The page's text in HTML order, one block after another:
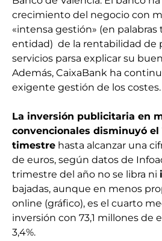
crecimiento del negocio con
«intensa gestión» (en palabras
entidad) de la rentabilidad de
servicios parsa explicar su
Además, CaixaBank ha
exigente gestión de los costes.
La inversión publicitaria en
convencionales disminuyó el
timestre hasta alcanzar una
de euros, según datos de
trimestre del año no se libra ni
bajadas, aunque en menos
online (gráfico), es el cuarto
inversión con 73,1 millones de
3,4%.